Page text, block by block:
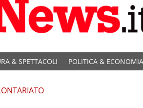
& SPETTACOLI POLITICA & ECONOMIA